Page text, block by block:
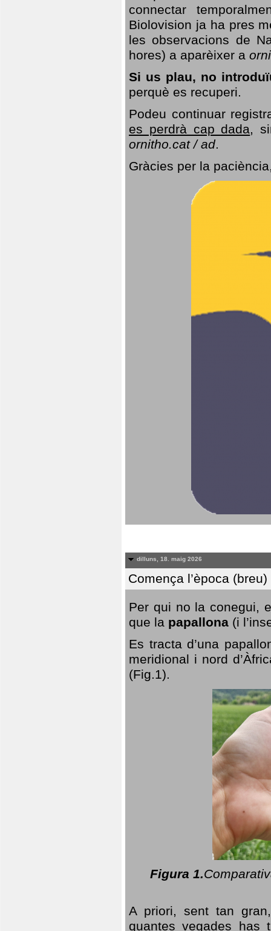
connectar
Biolovision ja ha pres
les observacions de
hores) a aparèixer a
Si us plau, no
perquè es recuperi.
Podeu continuar
es perdrà cap dada,
ornitho.cat / ad.
Gràcies per la
dilluns, 18. maig 2026
Comença l’època
Per qui no la conegui,
que la papallona (i
Es tracta d’una
meridional i nord
(Fig.1).
Figura 1.
A priori, sent tan
quantes vegades has